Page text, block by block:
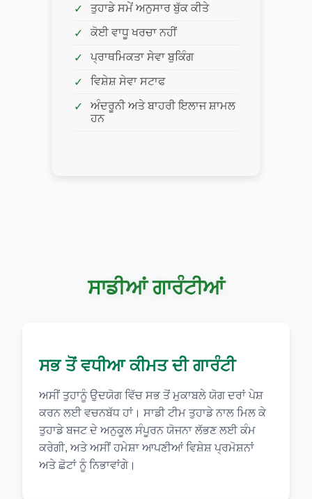
ਤੁਹਾਡੇ ਸਮੇਂ ਅਨੁਸਾਰ ਬੁੱਕ ਕੀਤੇ
ਕੋਈ ਵਾਧੂ ਖਰਚਾ ਨਹੀਂ
ਪ੍ਰਾਥਮਿਕਤਾ ਸੇਵਾ ਬੁਕਿੰਗ
ਵਿਸ਼ੇਸ਼ ਸੇਵਾ ਸਟਾਫ
ਅੰਦਰੂਨੀ ਅਤੇ ਬਾਹਰੀ ਇਲਾਜ ਸ਼ਾਮਲ
ਹਨ
ਸਾਡੀਆਂ ਗਾਰੰਟੀਆਂ
ਸਭ ਤੋਂ ਵਧੀਆ ਕੀਮਤ ਦੀ ਗਾਰੰਟੀ
ਅਸੀਂ ਤੁਹਾਨੂੰ ਉਦਯੋਗ ਵਿੱਚ ਸਭ ਤੋਂ ਮੁਕਾਬਲੇ ਯੋਗ ਦਰਾਂ ਪੇਸ਼
ਕਰਨ ਲਈ ਵਚਨਬੱਧ ਹਾਂ। ਸਾਡੀ ਟੀਮ ਤੁਹਾਡੇ ਨਾਲ ਮਿਲ ਕੇ
ਤੁਹਾਡੇ ਬਜਟ ਦੇ ਅਨੁਕੂਲ ਸੰਪੂਰਨ ਯੋਜਨਾ ਲੱਭਣ ਲਈ ਕੰਮ
ਕਰੇਗੀ, ਅਤੇ ਅਸੀਂ ਹਮੇਸ਼ਾ ਆਪਣੀਆਂ ਵਿਸ਼ੇਸ਼ ਪ੍ਰਮੋਸ਼ਨਾਂ
ਅਤੇ ਛੋਟਾਂ ਨੂੰ ਨਿਭਾਵਾਂਗੇ।